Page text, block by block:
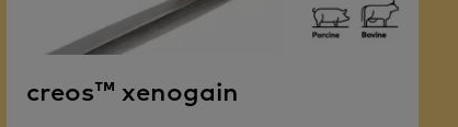
creos™ xenogain